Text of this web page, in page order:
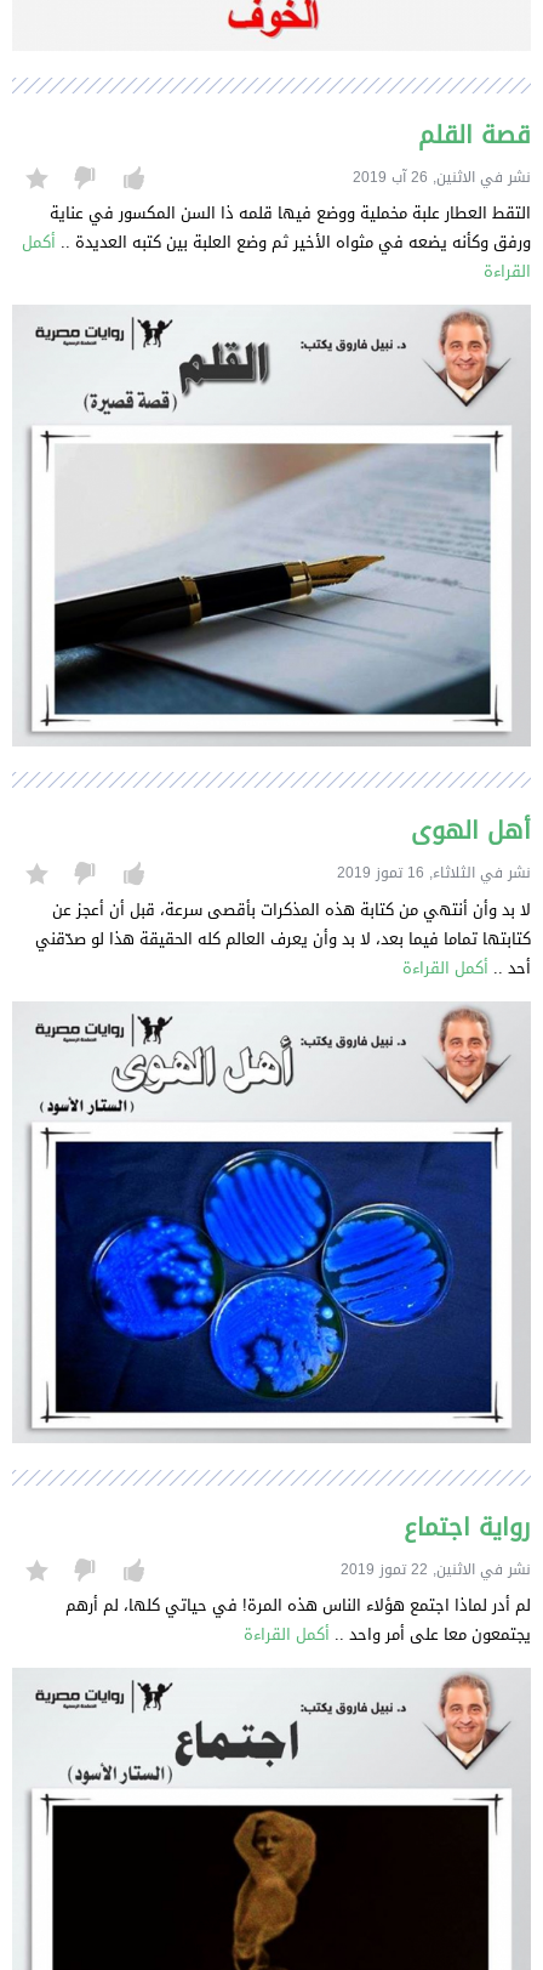
قصة القلم
نشر في الاثنين, 26 آب 2019
التقط العطار علبة مخملية ووضع فيها قلمه ذا السن المكسور في عناية
ورفق وكأنه يضعه في مثواه الأخير ثم وضع العلبة بين كتبه العديدة .. أكمل
القراءة
أهل الهوى
نشر في الثلاثاء, 16 تموز 2019
لا بد وأن أنتهي من كتابة هذه المذكرات بأقصى سرعة، قبل أن أعجز عن
كتابتها تماما فيما بعد، لا بد وأن يعرف العالم كله الحقيقة هذا لو صدّقني
أحد .. أكمل القراءة
رواية اجتماع
نشر في الاثنين, 22 تموز 2019
لم أدر لماذا اجتمع هؤلاء الناس هذه المرة! في حياتي كلها، لم أرهم
يجتمعون معا على أمر واحد .. أكمل القراءة